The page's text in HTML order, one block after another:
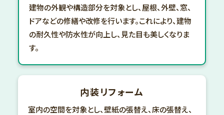
建物の外観や構造部分を対象とし、屋根、外壁、窓、
ドアなどの修繕や改修を行います。これにより、建物
の耐久性や防水性が向上し、見た目も美しくなりま
す。
内装リフォーム
室内の空間を対象とし、壁紙の張替え、床の張替え、